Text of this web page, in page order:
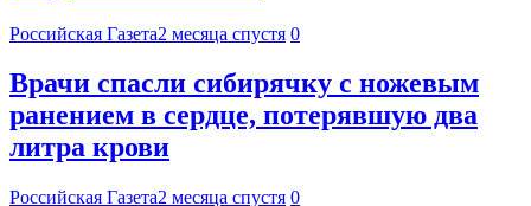
Российская Газета2 месяца спустя 0
Врачи спасли сибирячку с ножевым
ранением в сердце, потерявшую два
литра крови
Российская Газета2 месяца спустя 0